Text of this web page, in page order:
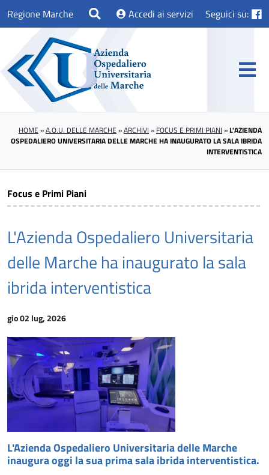
Regione Marche Accedi ai servizi Seguici su:
HOME »A.O.U. DELLE MARCHE »ARCHIVI » FOCUS E PRIMI PIANI »L'AZIENDA
OSPEDALIERO UNIVERSITARIA DELLE MARCHE HA INAUGURATO LA SALA IBRIDA
INTERVENTISTICA
Focus e Primi Piani
L'Azienda Ospedaliero Universitaria
delle Marche ha inaugurato la sala
ibrida interventistica
gio 02 lug, 2026
L'Azienda Ospedaliero Universitaria delle Marche
inaugura oggi la sua prima sala ibrida interventistica.